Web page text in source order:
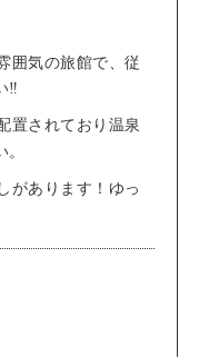
囲気の旅館で、従
‼️
置されており温泉
があります！ゆっ